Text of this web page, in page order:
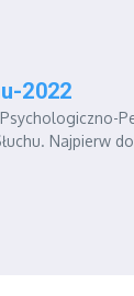
2022
Najpierw